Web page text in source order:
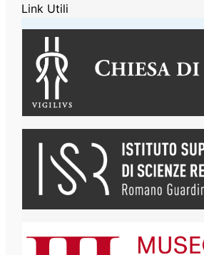
Link Utili